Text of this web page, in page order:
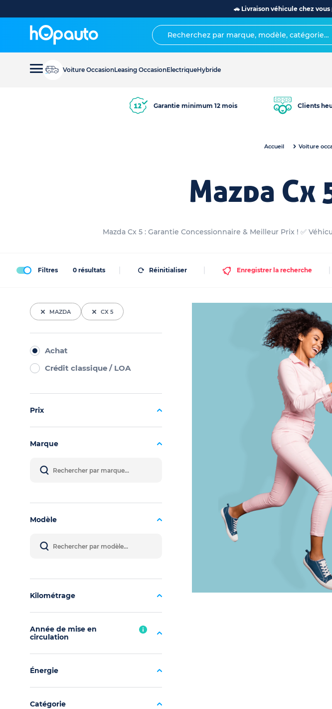
🚗 Livraison véhicule chez vous
Voiture OccasionLeasing OccasionElectriqueHybride
Garantie minimum 12 mois Clients
Accueil Voiture
Mazda Cx
Mazda Cx 5 : Garantie Concessionnaire & Meilleur Prix ! ✅
Filtres 0 résultats Réinitialiser Enregistrer la recherche
MAZDA CX 5
Achat
Crédit classique / LOA
Prix
Marque
Modèle
Kilométrage
Année de mise en
circulation
Énergie
Catégorie